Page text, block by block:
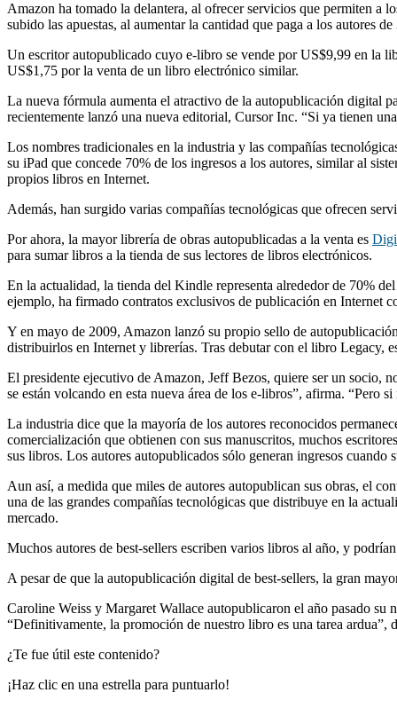
Amazon ha tomado la delantera, al ofrecer servicios que permiten a
subido las apuestas, al aumentar la cantidad que paga a los autores
Un escritor autopublicado cuyo e-libro se vende por US$9,99 en la
US$1,75 por la venta de un libro electrónico similar.
La nueva fórmula aumenta el atractivo de la autopublicación digital
recientemente lanzó una nueva editorial, Cursor Inc. “Si ya tienen
Los nombres tradicionales en la industria y las compañías
su iPad que concede 70% de los ingresos a los autores, similar al
propios libros en Internet.
Además, han surgido varias compañías tecnológicas que ofrecen
Por ahora, la mayor librería de obras autopublicadas a la venta es
para sumar libros a la tienda de sus lectores de libros electrónicos.
En la actualidad, la tienda del Kindle representa alrededor de 70%
ejemplo, ha firmado contratos exclusivos de publicación en Internet
Y en mayo de 2009, Amazon lanzó su propio sello de
distribuirlos en Internet y librerías. Tras debutar con el libro Legacy,
El presidente ejecutivo de Amazon, Jeff Bezos, quiere ser un socio,
se están volcando en esta nueva área de los e-libros”, afirma. “Pero
La industria dice que la mayoría de los autores reconocidos
comercialización que obtienen con sus manuscritos, muchos
sus libros. Los autores autopublicados sólo generan ingresos cuando
Aun así, a medida que miles de autores autopublican sus obras, el
una de las grandes compañías tecnológicas que distribuye en la
mercado.
Muchos autores de best-sellers escriben varios libros al año, y
A pesar de que la autopublicación digital de best-sellers, la gran
Caroline Weiss y Margaret Wallace autopublicaron el año pasado
“Definitivamente, la promoción de nuestro libro es una tarea ardua”,
¿Te fue útil este contenido?
¡Haz clic en una estrella para puntuarlo!